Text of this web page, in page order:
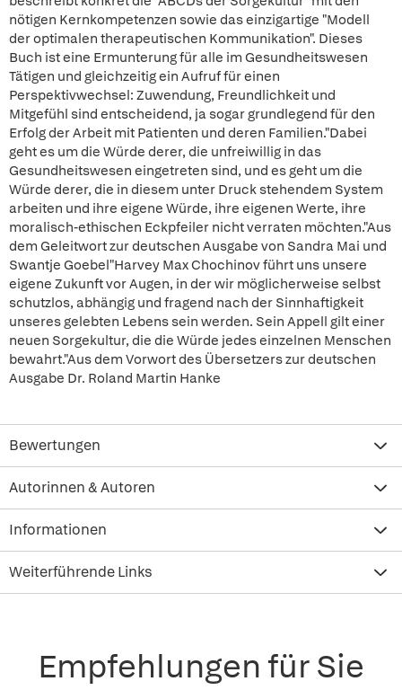
nötigen Kernkompetenzen sowie das einzigartige "Modell
der optimalen therapeutischen Kommunikation". Dieses
Buch ist eine Ermunterung für alle im Gesundheitswesen
Tätigen und gleichzeitig ein Aufruf für einen
Perspektivwechsel: Zuwendung, Freundlichkeit und
Mitgefühl sind entscheidend, ja sogar grundlegend für den
Erfolg der Arbeit mit Patienten und deren Familien."Dabei
geht es um die Würde derer, die unfreiwillig in das
Gesundheitswesen eingetreten sind, und es geht um die
Würde derer, die in diesem unter Druck stehendem System
arbeiten und ihre eigene Würde, ihre eigenen Werte, ihre
moralisch-ethischen Eckpfeiler nicht verraten möchten."Aus
dem Geleitwort zur deutschen Ausgabe von Sandra Mai und
Swantje Goebel"Harvey Max Chochinov führt uns unsere
eigene Zukunft vor Augen, in der wir möglicherweise selbst
schutzlos, abhängig und fragend nach der Sinnhaftigkeit
unseres gelebten Lebens sein werden. Sein Appell gilt einer
neuen Sorgekultur, die die Würde jedes einzelnen Menschen
bewahrt."Aus dem Vorwort des Übersetzers zur deutschen
Ausgabe Dr. Roland Martin Hanke
Bewertungen
Autorinnen & Autoren
Informationen
Weiterführende Links
Empfehlungen für Sie